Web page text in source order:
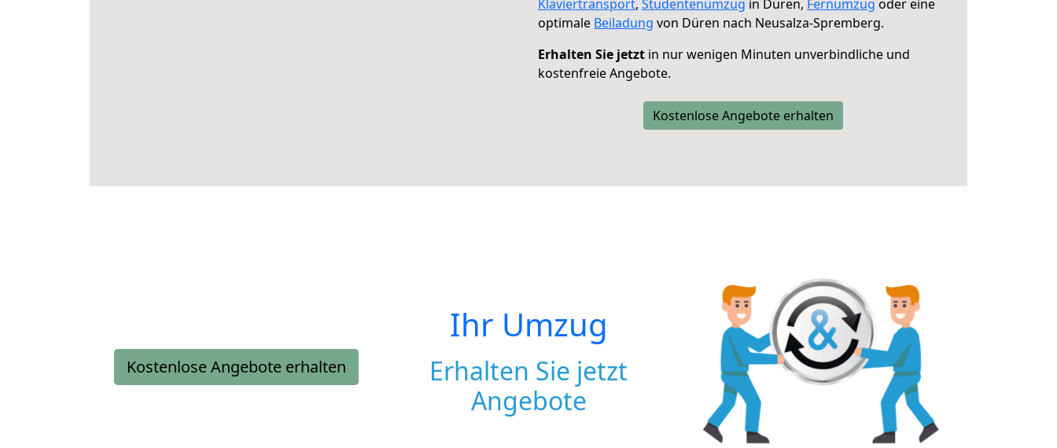
Klaviertransport, Studentenumzug in Düren, Fernumzug oder eine
optimale Beiladung von Düren nach Neusalza-Spremberg.
Erhalten Sie jetzt in nur wenigen Minuten unverbindliche und
kostenfreie Angebote.
Kostenlose Angebote erhalten
Kostenlose Angebote erhalten
Ihr Umzug
Erhalten Sie jetzt
Angebote